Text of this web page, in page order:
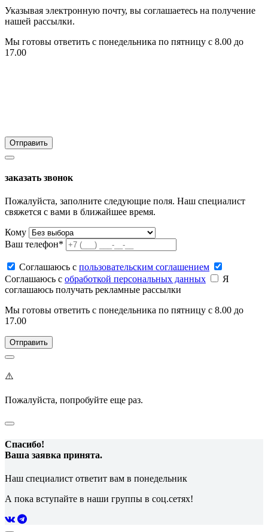
Указывая электронную почту, вы соглашаетесь на получение
нашей рассылки.
Мы готовы ответить с понедельника по пятницу с 8.00 до
17.00
заказать звонок
Пожалуйста, заполните следующие поля. Наш специалист
свяжется с вами в ближайшее время.
Кому
Ваш телефон*
Соглашаюсь c пользовательским соглашением
Соглашаюсь c обработкой персональных данных
Я
соглашаюсь получать рекламные рассылки
Мы готовы ответить с понедельника по пятницу с 8.00 до
17.00
⚠️
Пожалуйста, попробуйте еще раз.
Спасибо!
Ваша заявка принята.
Наш специалист ответит вам в понедельник
А пока вступайте в наши группы в соц.сетях!